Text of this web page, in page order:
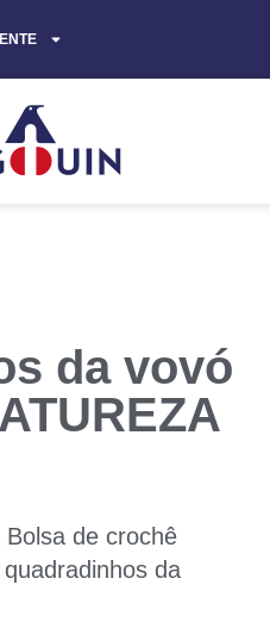
da vovó
de crochê
da